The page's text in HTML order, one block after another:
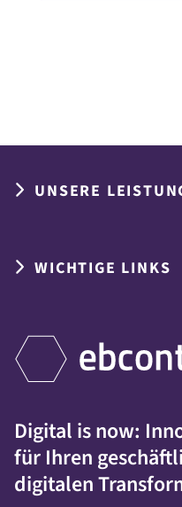
UNSERE
WICHTIGE LINKS
Digital is now:
für Ihren
digitalen